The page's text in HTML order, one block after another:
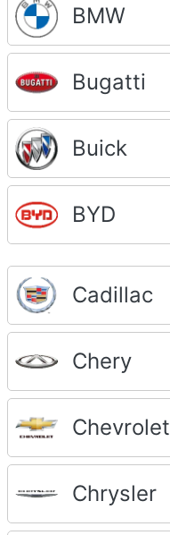
BMW
Bugatti
Buick
BYD
Cadillac
Chery
Chevrolet
Chrysler